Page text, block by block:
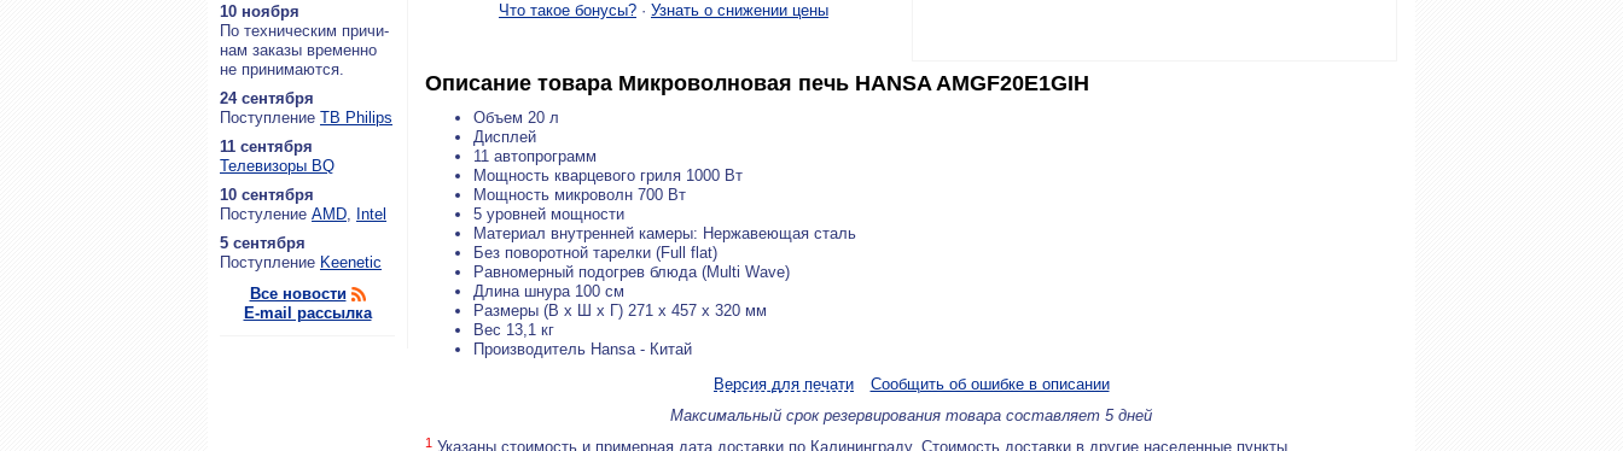
10 ноября
По тех­ни­че­ским при­чи­
нам за­ка­зы вре­мен­но
не при­ни­ма­ют­ся.
24 сентября
По­ступ­ле­ние ТВ Philips
11 сентября
Теле­ви­зо­ры BQ
10 сентября
По­сту­ле­ние AMD, Intel
5 сентября
По­ступ­ле­ние Keenetic
Все новости
E-mail рассылка
Что такое бонусы? · Узнать о снижении цены
Описание товара Микроволновая печь HANSA AMGF20E1GIH
Объем 20 л
Дисплей
11 автопрограмм
Мощность кварцевого гриля 1000 Вт
Мощность микроволн 700 Вт
5 уровней мощности
Материал внутренней камеры: Нержавеющая сталь
Без поворотной тарелки (Full flat)
Равномерный подогрев блюда (Multi Wave)
Длина шнура 100 см
Размеры (В х Ш х Г) 271 х 457 х 320 мм
Вес 13,1 кг
Производитель Hansa - Китай
Версия для печати
Сообщить об ошибке в описании
Максимальный срок резервирования товара составляет 5 дней
1 Указаны стоимость и примерная дата доставки по Калининграду. Стоимость доставки в другие населенные пункты